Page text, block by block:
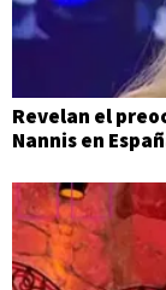
Revelan el
Nannis en